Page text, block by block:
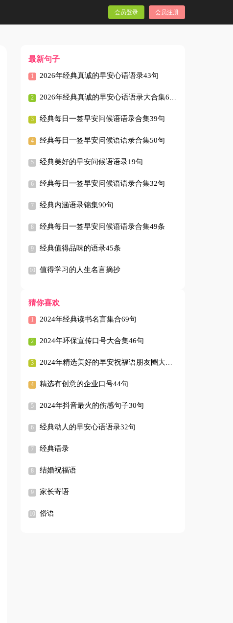
会员登录 会员注册
最新句子
2026年经典真诚的早安心语语录43句
2026年经典真诚的早安心语语录大合集61句
经典每日一签早安问候语语录合集39句
经典每日一签早安问候语语录合集50句
经典美好的早安问候语语录19句
经典每日一签早安问候语语录合集32句
经典内涵语录锦集90句
经典每日一签早安问候语语录合集49条
经典值得品味的语录45条
值得学习的人生名言摘抄
猜你喜欢
2024年经典读书名言集合69句
2024年环保宣传口号大合集46句
2024年精选美好的早安祝福语朋友圈大合集59句
精选有创意的企业口号44句
2024年抖音最火的伤感句子30句
经典动人的早安心语语录32句
经典语录
结婚祝福语
家长寄语
俗语